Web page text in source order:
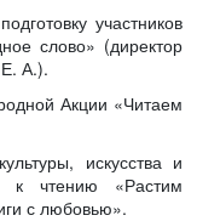
участников
слово» (директор
А.).
Акции «Читаем
искусства и
к чтению «Растим
с любовью».